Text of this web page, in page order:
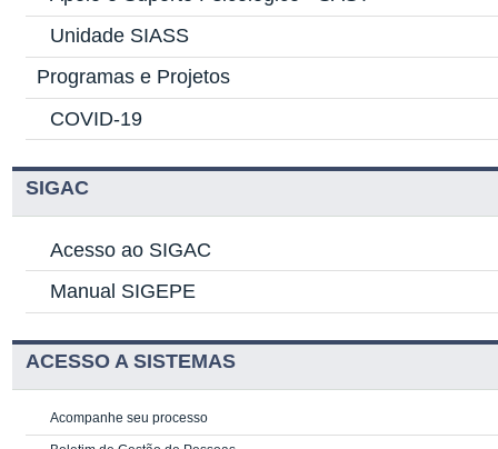
Unidade SIASS
Programas e Projetos
COVID-19
SIGAC
Acesso ao SIGAC
Manual SIGEPE
ACESSO A SISTEMAS
Acompanhe seu processo